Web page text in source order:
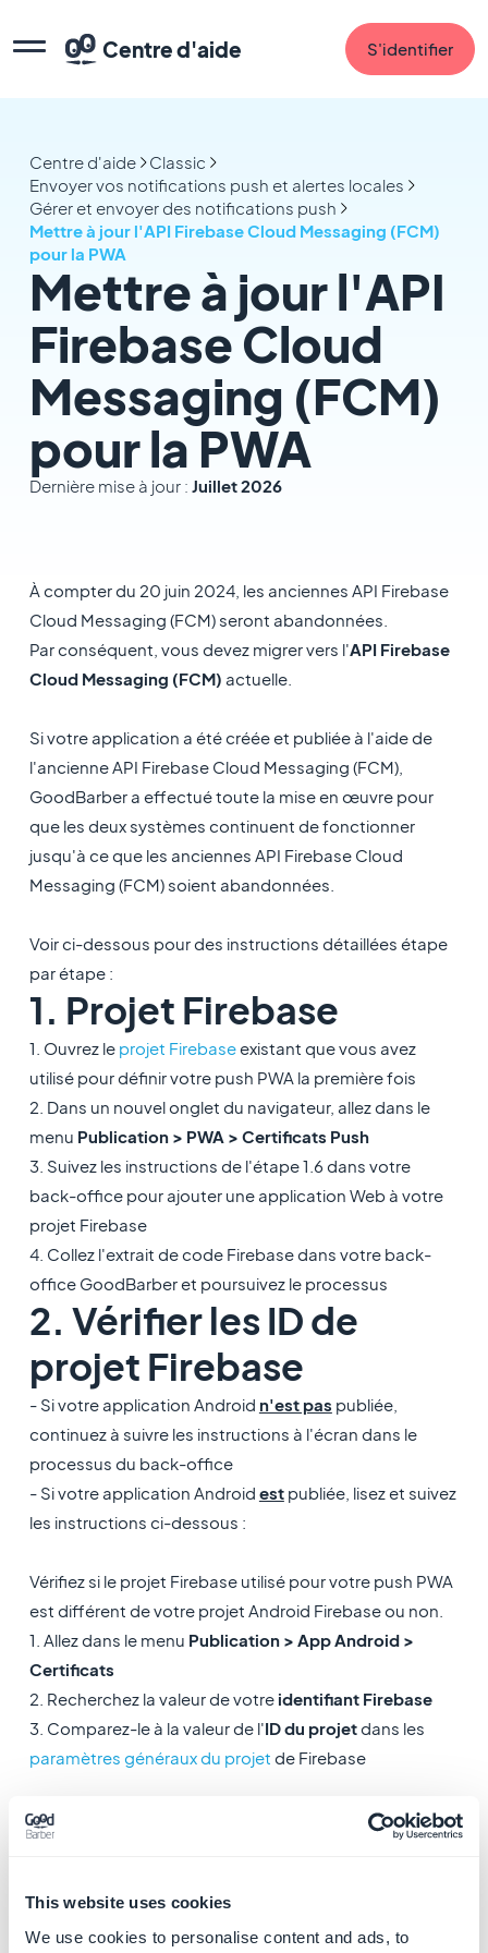
This website uses cookies
We use cookies to personalise content and ads, to
Centre d'aide S'identifier
Centre d'aide
Classic
Envoyer vos notifications push et alertes locales
Gérer et envoyer des notifications push
Mettre à jour l'API Firebase Cloud Messaging (FCM)
pour la PWA
Mettre à jour l'API
Firebase Cloud
Messaging (FCM)
pour la PWA
Dernière mise à jour : Juillet 2026
À compter du 20 juin 2024, les anciennes API Firebase
Cloud Messaging (FCM) seront abandonnées.
Par conséquent, vous devez migrer vers l'API Firebase
Cloud Messaging (FCM) actuelle.
Si votre application a été créée et publiée à l'aide de
l'ancienne API Firebase Cloud Messaging (FCM),
GoodBarber a effectué toute la mise en œuvre pour
que les deux systèmes continuent de fonctionner
jusqu'à ce que les anciennes API Firebase Cloud
Messaging (FCM) soient abandonnées.
Voir ci-dessous pour des instructions détaillées étape
par étape :
1. Projet Firebase
1. Ouvrez le projet Firebaseexistant que vous avez
utilisé pour définir votre push PWA la première fois
2. Dans un nouvel onglet du navigateur, allez dans le
menu Publication > PWA > Certificats Push
3. Suivez les instructions de l'étape 1.6 dans votre
back-office pour ajouter une application Web à votre
projet Firebase
4. Collez l'extrait de code Firebase dans votre back-
office GoodBarber et poursuivez le processus
2. Vérifier les ID de
projet Firebase
- Si votre application Android n'est pas publiée,
continuez à suivre les instructions à l'écran dans le
processus du back-office
- Si votre application Android estpubliée, lisez et suivez
les instructions ci-dessous :
Vérifiez si le projet Firebase utilisé pour votre push PWA
est différent de votre projet Android Firebase ou non.
1. Allez dans le menu Publication > App Android >
Certificats
2. Recherchez la valeur de votre identifiant Firebase
3. Comparez-le à la valeur de l'ID du projetdans les
paramètres généraux du projet de Firebase
Dans notre exemple ci-dessous, l'ID Firebase défini
pour l'application Android (affiché en haut de notre
l'ID du projet Firebase actuellement utilisé pour définir
notre push PWA (affiché en bas de notre capture